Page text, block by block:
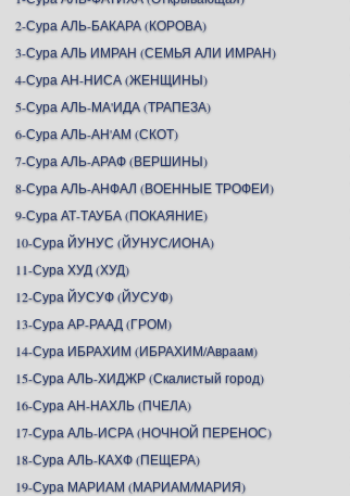
2-Сура АЛЬ-БАКАРА (КОРОВА)
3-Сура АЛЬ ИМРАН (СЕМЬЯ АЛИ ИМРАН)
4-Сура АН-НИСА (ЖЕНЩИНЫ)
5-Сура АЛЬ-МА'ИДА (ТРАПЕЗА)
6-Сура АЛЬ-АН'АМ (СКОТ)
7-Сура АЛЬ-АРАФ (ВЕРШИНЫ)
8-Сура АЛЬ-АНФАЛ (ВОЕННЫЕ ТРОФЕИ)
9-Сура АТ-ТАУБА (ПОКАЯНИЕ)
10-Сура ЙУНУС (ЙУНУС/ИОНА)
11-Сура ХУД (ХУД)
12-Сура ЙУСУФ (ЙУСУФ)
13-Сура АР-РААД (ГРОМ)
14-Сура ИБРАХИМ (ИБРАХИМ/Авраам)
15-Сура АЛЬ-ХИДЖР (Скалистый город)
16-Сура АН-НАХЛЬ (ПЧЕЛА)
17-Сура АЛЬ-ИСРА (НОЧНОЙ ПЕРЕНОС)
18-Сура АЛЬ-КАХФ (ПЕЩЕРА)
19-Сура МАРИАМ (МАРИАМ/МАРИЯ)